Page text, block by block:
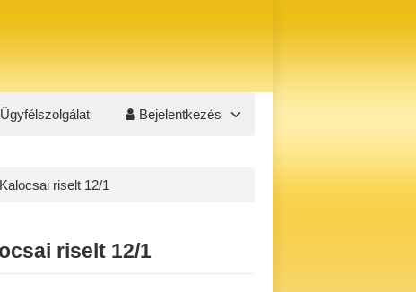
Ügyfélszolgálat Bejelentkezés
Kalocsai riselt 12/1
riselt 12/1